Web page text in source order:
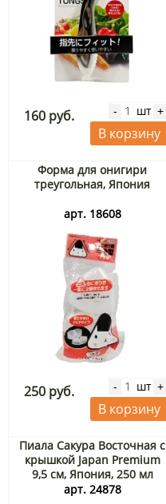
160 руб. - шт +
В корзину
Форма для онигири
треугольная, Япония
арт. 18608
250 руб. - шт +
В корзину
Пиала Сакура Восточная с
крышкой Japan Premium
9,5 см, Япония, 250 мл
арт. 24878